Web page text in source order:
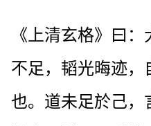
《上清玄格》曰
不足，韬光晦迹，
也。道未足於己，